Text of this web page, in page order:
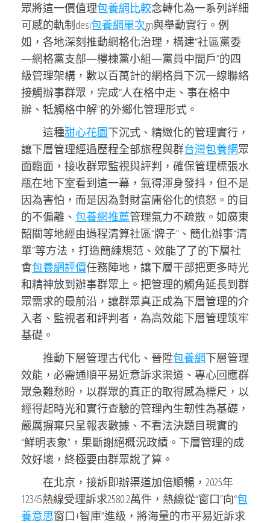
眾將這一價值理包養網比較念轉化為一系列詳細
可感的軌制desi包養網單次gn與舉動實行。例
如，各地深刻推動網格化治理，構建“社區黨委
—網格黨支部—樓棟黨小組—黨員中間戶”的四
級管理架構，數以百萬計的網格員下沉一線聯絡
接觸辦事群眾，完成“人在格中走、事在格中
辦、牴觸格中解”的外鄉化管理形式。
這種甜心花園下沉式、精緻化的管理實行，
讓下層管理經過歷程全部旅程與群台灣包養網眾
面臨面，接收群眾監視與評判，確保管理標張水
瓶在地下室看到這一幕，氣得渾身發抖，但不是
因為害怕，而是因為對財富庸俗化的憤怒。的目
的不偏離、 包養網推薦管理氣力不疏散。如廣東
韶關等地經由過程清算社區“牌子”、簡化辦事“清
單”等方法，打造簡練規范、效能了了的下層社
會包養網評價任務陣地，讓下層干部把更多時光
和精神放到辦事群眾上。把管理的觸角延長到群
眾需求的最前沿，讓群眾真正成為下層管理的介
入者、監視者和評判者，為高效能下層管理筑牢
基礎。
推動下層管理古代化、晉陞包養網下層管理
效能，必需通順平易近意訴求渠道、專心回應群
眾急難愁盼，以群眾的真正的取得感為標尺，以
經得起時光和實行查驗的管理內生韌性為基礎，
嚴厲摒棄只呈報表數據、不看法決題目現實的
“鮮明表象”，果斷謝絕概況政績。下層管理的成
效好壞，終極要由群眾說了算。
在北京，接訴即辦渠道加倍順暢，2025年
12345熱線受理訴求2580.2萬件，熱線從“窗口”向“包
養意思窗口+智庫”進級，將海量的市平易近訴求